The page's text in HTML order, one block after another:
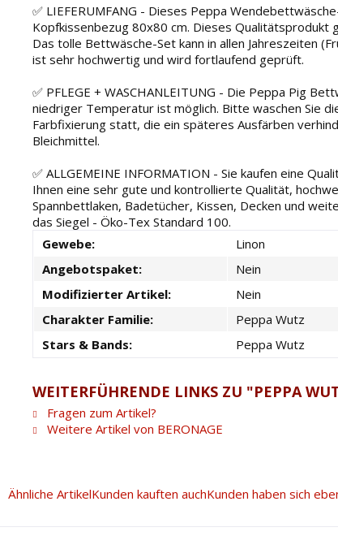
✅ LIEFERUMFANG - Dieses Peppa
Kopfkissenbezug 80x80 cm. Dieses
Das tolle Bettwäsche-Set kann in allen Jahreszeiten
ist sehr hochwertig und wird fortlaufend geprüft.
✅ PFLEGE + WASCHANLEITUNG - Die Peppa Pig
niedriger Temperatur ist möglich. Bitte waschen Sie
Farbfixierung statt, die ein späteres Ausfärben
Bleichmittel.
✅ ALLGEMEINE INFORMATION - Sie kaufen eine
Ihnen eine sehr gute und kontrollierte Qualität,
Spannbettlaken, Badetücher, Kissen, Decken und
das Siegel - Öko-Tex Standard 100.
Gewebe:
Linon
Angebotspaket:
Nein
Modifizierter Artikel:
Nein
Charakter Familie:
Peppa Wutz
Stars & Bands:
Peppa Wutz
WEITERFÜHRENDE LINKS ZU "PEPPA
Fragen zum Artikel?
Weitere Artikel von BERONAGE
Ähnliche ArtikelKunden kauften auchKunden haben sich